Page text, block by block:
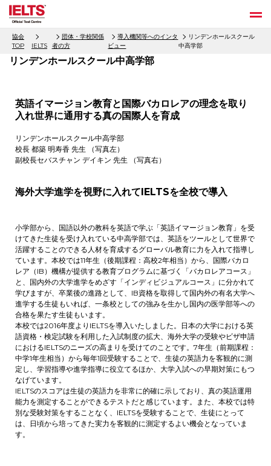
協会
TOP
IELTS
団体・学校関係
者の方
導入機関等へのインタ
ビュー
リンデンホールスクール
中高学部
リンデンホールスクール中高学部
英語イマージョン教育と国際バカロレアの理念を取り
入れ世界に通用する真の国際人を育成
リンデンホールスクール中高学部
校長 都築 明寿香 先生 （写真左）
副校長セバスチャン デイキン 先生 （写真右）
海外大学進学を視野に入れてIELTSを全校で導入
小学部から、国語以外の教科を英語で学ぶ「英語イマージョン教育」を受
けてきた生徒を受け入れている中高学部では、英語をツールとして世界で
活躍することのできる人材を育成するグローバル教育に力を入れて指導し
ています。本校では11年生（後期課程：高校2年相当）から、国際バカロ
レア（IB）機構が提供する教育プログラムに基づく「バカロレアコース」
と、国内外の大学進学をめざす「インディビジュアルコース」に分かれて
学びますが、卒業後の進路として、IB資格を取得して国内外の有名大学へ
進学する生徒もいれば、一条校としての強みを生かし国内の医学部等への
合格を果たす生徒もいます。
本校では2016年度よりIELTSを導入いたしました。日本の大学における英
語資格・検定試験を利用した入試制度の拡大、海外大学の受験やビザ申請
におけるIELTSのニーズの高まりを受けてのことです。7年生（前期課程：
中学1年生相当）から毎年1回受験することで、生徒の英語力を客観的に測
定し、学習指導や進学指導に役立てるほか、大学入試への早期対策にもつ
なげています。
IELTSのスコアは生徒の英語力を非常に的確に示しており、真の英語運用
能力を測定することができるテストだと感じています。また、本校では特
別な受験対策をすることなく、IELTSを受験することで、生徒にとって
は、日頃から培ってきた実力を客観的に測定するよい機会となっていま
す。